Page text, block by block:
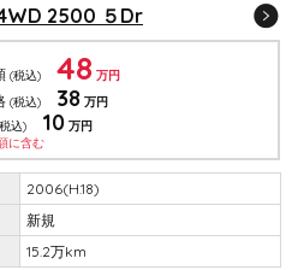
2500 ５Dr
(税込) 48 万円
(税込) 38 万円
込) 10 万円
に含む
2006(H.18)
新規
15.2万km